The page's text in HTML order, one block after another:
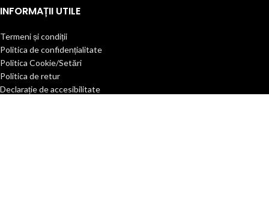
INFORMAȚII UTILE
Termeni și condiții
Politica de confidențialitate
Politica Cookie/Setări
Politica de retur
Declarație de accesibilitate